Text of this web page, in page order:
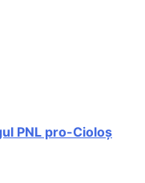
PNL pro-Cioloș